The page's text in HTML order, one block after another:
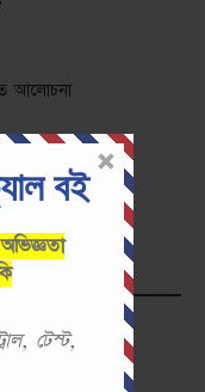
বই
টেস্ট,
আলোচনা
ও সুযোগসমূহ
জন্য সম্পূর্ণ